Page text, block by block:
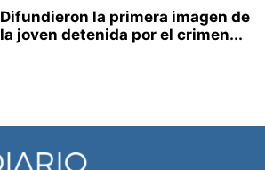
Difundieron la primera imagen de
la joven detenida por el crimen...